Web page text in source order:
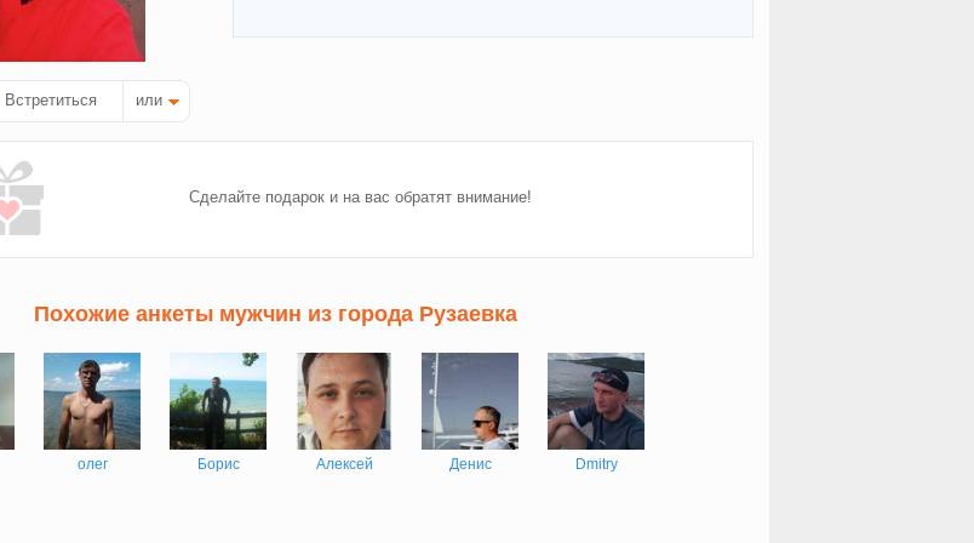
Встретиться или
Сделайте подарок и на вас обратят внимание!
Похожие анкеты мужчин из города Рузаевка
олег Борис Алексей Денис Dmitry